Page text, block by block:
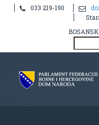
033 219-190